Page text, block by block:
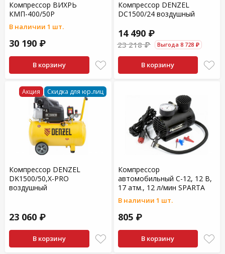
Компрессор ВИХРЬ
КМП-400/50Р
В наличии 1 шт.
30 190 ₽
В корзину
Компрессор DENZEL
DC1500/24 воздушный
14 490 ₽
23 218 ₽ Выгода 8 728 ₽
В корзину
Акция Скидка для юр.лиц
Компрессор DENZEL
DK1500/50,Х-PRO
воздушный
23 060 ₽
В корзину
Компрессор
автомобильный С-12, 12 В,
17 атм., 12 л/мин SPARTA
В наличии 1 шт.
805 ₽
В корзину